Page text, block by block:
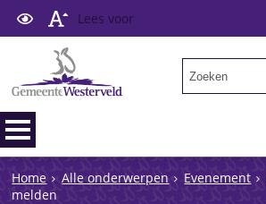
Lees voor
Home Alle onderwerpen Evenement
melden